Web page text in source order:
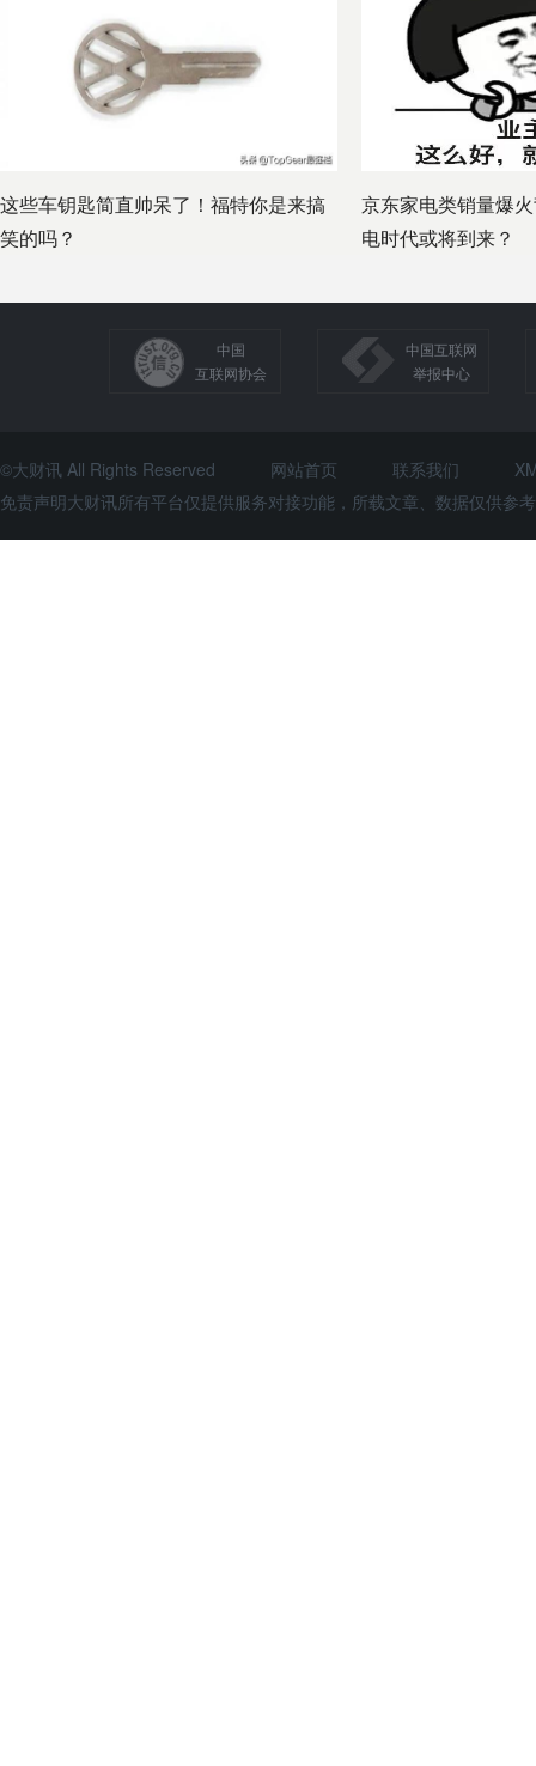
这些车钥匙简直帅呆了！福特你是来搞
笑的吗？
京东家电类销量爆
电时代或将到来？
中国
互联网协会
中国互联网
举报中心
©大财讯 All Rights Reserved 网站首页 联系我们
免责声明大财讯所有平台仅提供服务对接功能，所载文章、数据仅供